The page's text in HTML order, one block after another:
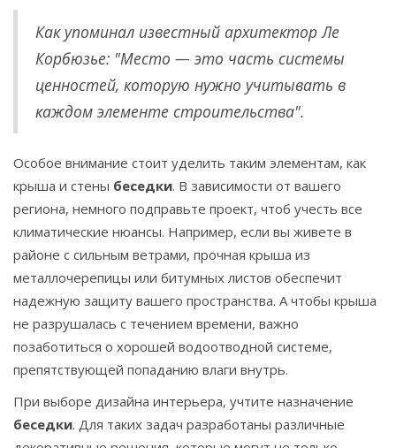
Как упоминал известный архитектор Ле
Корбюзье: "Место — это часть системы
ценностей, которую нужно учитывать в
каждом элементе строительства".
Особое внимание стоит уделить таким элементам, как
крыша и стены беседки. В зависимости от вашего
региона, немного подправьте проект, чтоб учесть все
климатические нюансы. Например, если вы живете в
районе с сильным ветрами, прочная крыша из
металлочерепицы или битумных листов обеспечит
надежную защиту вашего пространства. А чтобы крыша
не разрушалась с течением времени, важно
позаботиться о хорошей водоотводной системе,
препятствующей попаданию влаги внутрь.
При выборе дизайна интерьера, учтите назначение
беседки. Для таких задач разработаны различные